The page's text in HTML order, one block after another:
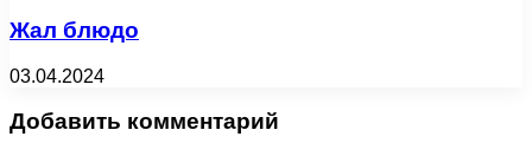
Жал блюдо
03.04.2024
Добавить комментарий